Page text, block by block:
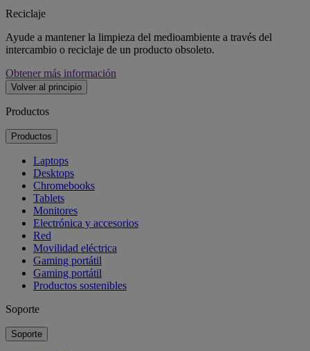
Reciclaje
Ayude a mantener la limpieza del medioambiente a través del
intercambio o reciclaje de un producto obsoleto.
Obtener más información
Volver al principio
Productos
Productos
Laptops
Desktops
Chromebooks
Tablets
Monitores
Electrónica y accesorios
Red
Movilidad eléctrica
Gaming portátil
Gaming portátil
Productos sostenibles
Soporte
Soporte